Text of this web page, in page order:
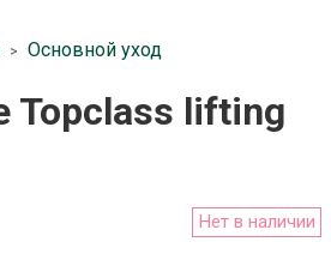
Основной уход
Topclass lifting
Нет в наличии